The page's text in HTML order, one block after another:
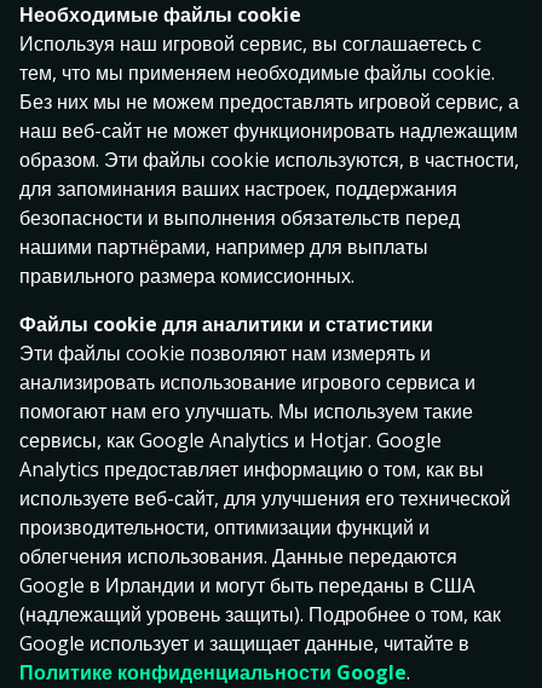
Moon Princess Extreme
НОВОЕ Royal Coins 2: Hold and WinRise of Olympus 100
Gems Bonanza Cosmic Clusters! Wild Frames
Boom Berries Moon Princess TrinityViking Runecraft
Необходимые файлы cookie
Используя наш игровой сервис, вы соглашаетесь с
тем, что мы применяем необходимые файлы cookie.
Без них мы не можем предоставлять игровой сервис, а
наш веб-сайт не может функционировать надлежащим
образом. Эти файлы cookie используются, в частности,
для запоминания ваших настроек, поддержания
безопасности и выполнения обязательств перед
нашими партнёрами, например для выплаты
правильного размера комиссионных.
Файлы cookie для аналитики и статистики
Эти файлы cookie позволяют нам измерять и
анализировать использование игрового сервиса и
помогают нам его улучшать. Мы используем такие
сервисы, как Google Analytics и Hotjar. Google
Analytics предоставляет информацию о том, как вы
используете веб-сайт, для улучшения его технической
производительности, оптимизации функций и
облегчения использования. Данные передаются
Google в Ирландии и могут быть переданы в США
(надлежащий уровень защиты). Подробнее о том, как
Google использует и защищает данные, читайте в
Политике конфиденциальности Google.